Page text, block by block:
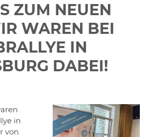
ZUM NEUEN
WAREN BEI
IN
DABEI!
in
von